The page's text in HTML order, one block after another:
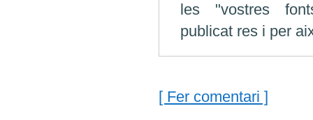
les "vostres
publicat res i per
[ Fer comentari ]